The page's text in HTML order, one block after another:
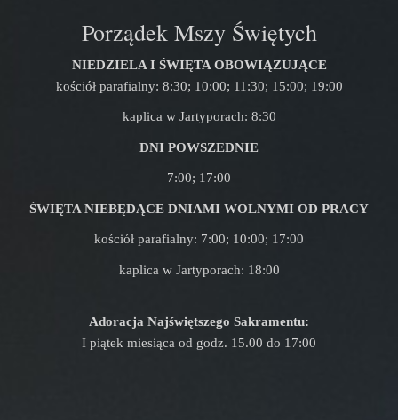
Porządek Mszy Świętych
NIEDZIELA I ŚWIĘTA OBOWIĄZUJĄCE
kościół parafialny: 8:30; 10:00; 11:30; 15:00; 19:00
kaplica w Jartyporach: 8:30
DNI POWSZEDNIE
7:00; 17:00
ŚWIĘTA NIEBĘDĄCE DNIAMI WOLNYMI OD PRACY
kościół parafialny: 7:00; 10:00; 17:00
kaplica w Jartyporach: 18:00
Adoracja Najświętszego Sakramentu:
I piątek miesiąca od godz. 15.00 do 17:00